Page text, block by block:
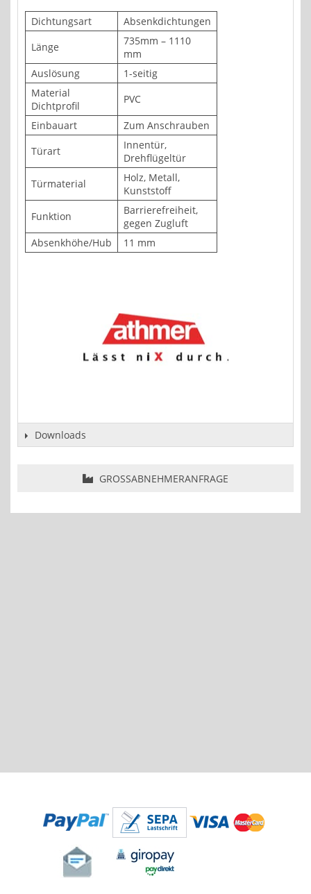
Dichtungsart
Absenkdichtungen
Länge
735mm – 1110
mm
Auslösung
1-seitig
Material
Dichtprofil
PVC
Einbauart
Zum Anschrauben
Türart
Innentür,
Drehflügeltür
Türmaterial
Holz, Metall,
Kunststoff
Funktion
Barrierefreiheit,
gegen Zugluft
Absenkhöhe/Hub
11 mm
Downloads
GROSSABNEHMERANFRAGE